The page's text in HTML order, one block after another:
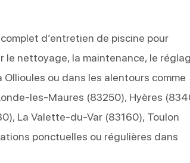
d’entretien de piscine pour
nettoyage, la maintenance, le
ou dans les alentours comme
les-Maures (83250), Hyères
La Valette-du-Var (83160), Toulon
ponctuelles ou régulières dans